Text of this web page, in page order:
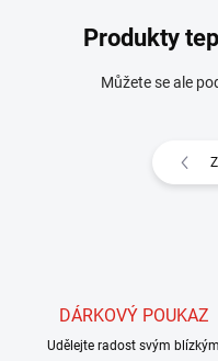
Produkty
Můžete se ale
DÁRKOVÝ POUKAZ
Udělejte radost svým blízkým